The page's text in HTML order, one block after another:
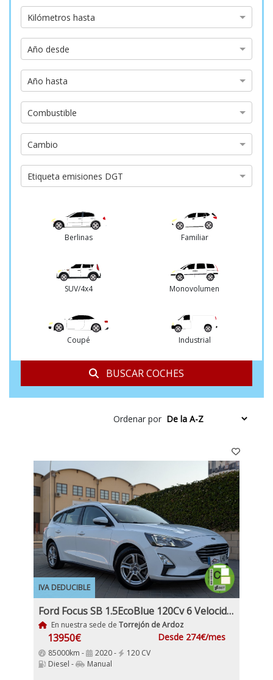
Kilómetros
hasta
Kilómetros hasta
Año
desde
Año desde
Año
hasta
Año hasta
Tipo
de
combustible
Combustible
Tipo
de
cambio
Cambio
Etiqueta
emisiones
Etiqueta emisiones DGT
Berlinas Familiar
SUV/4x4 Monovolumen
Coupé Industrial
BUSCAR COCHES
Ordenar por
IVA DEDUCIBLE
Ford Focus SB 1.5EcoBlue 120Cv 6 Velocidades 5 Puertas, Etiqueta Medioambiental C IVA y garantía Inc Nacional
En nuestra sede de Torrejón de Ardoz
13950€ Desde 274€/mes
85000km - 2020 -
120 CV
Diesel -
Manual